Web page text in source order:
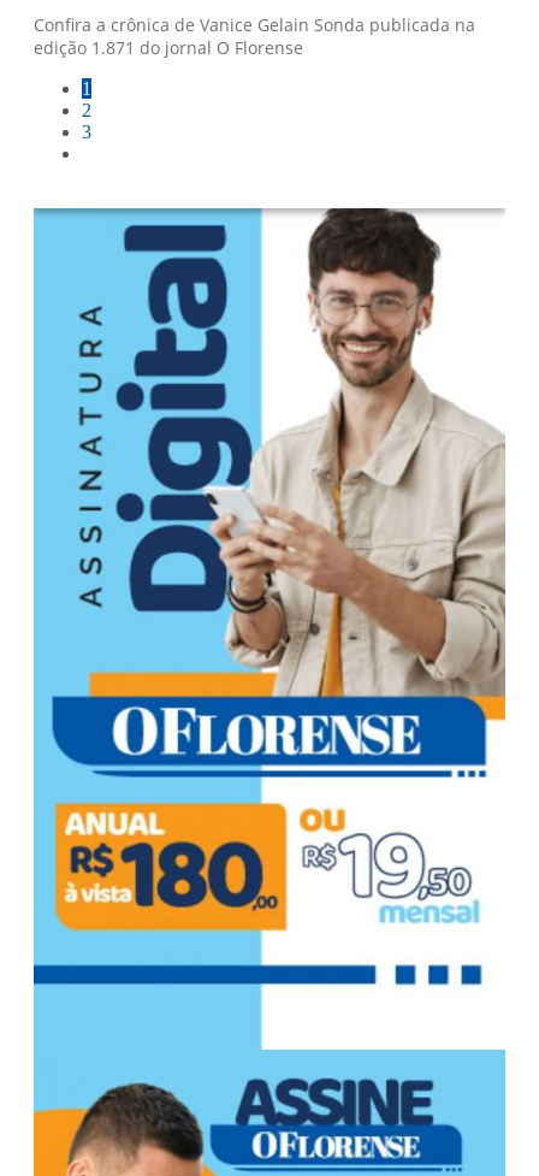
Confira a crônica de Vanice Gelain Sonda publicada na
edição 1.871 do jornal O Florense
1
2
3